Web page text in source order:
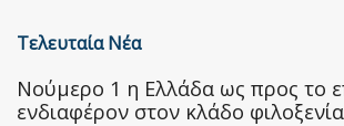
Τελευταία Νέα
Nούμερο 1 η Ελλάδα ως προς το
ενδιαφέρον στον κλάδο